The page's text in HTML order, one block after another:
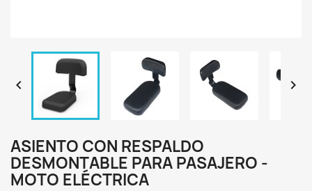
 
ASIENTO CON RESPALDO
DESMONTABLE PARA PASAJERO -
MOTO ELÉCTRICA